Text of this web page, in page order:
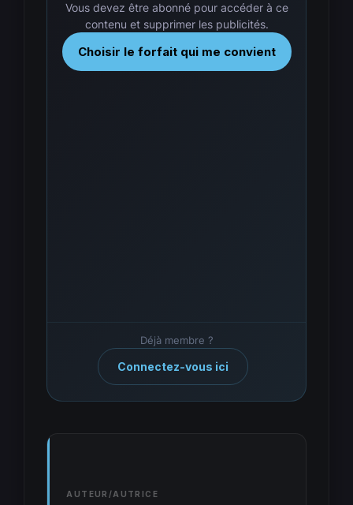
Vous devez être abonné pour accéder à ce
contenu et supprimer les publicités.
Choisir le forfait qui me convient
Déjà membre ?
Connectez-vous ici
AUTEUR/AUTRICE